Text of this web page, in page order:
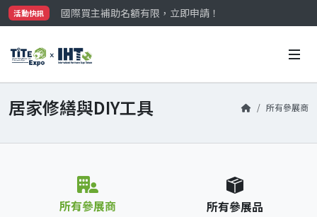
活動快訊
國際買主補助名額有限，立即申請！
參觀門票開放申請中‼️
國際買主補助名額有限，立即申請！
居家修繕與DIY工具 所有參展商
所有參展商 所有參展品